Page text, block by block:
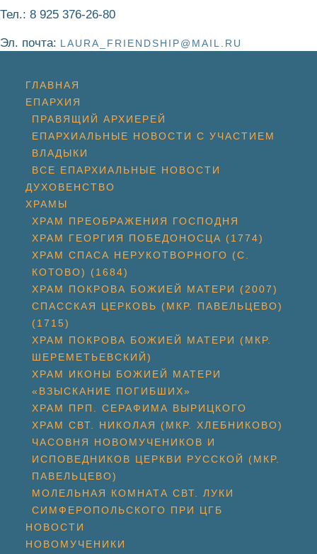
Тел.: 8 925 376-26-80
Эл. почта: LAURA_FRIENDSHIP@MAIL.RU
ГЛАВНАЯ
ЕПАРХИЯ
ПРАВЯЩИЙ АРХИЕРЕЙ
ЕПАРХИАЛЬНЫЕ НОВОСТИ С УЧАСТИЕМ
ВЛАДЫКИ
ВСЕ ЕПАРХИАЛЬНЫЕ НОВОСТИ
ДУХОВЕНСТВО
ХРАМЫ
ХРАМ ПРЕОБРАЖЕНИЯ ГОСПОДНЯ
ХРАМ ГЕОРГИЯ ПОБЕДОНОСЦА (1774)
ХРАМ СПАСА НЕРУКОТВОРНОГО (С.
КОТОВО) (1684)
ХРАМ ПОКРОВА БОЖИЕЙ МАТЕРИ (2007)
СПАССКАЯ ЦЕРКОВЬ (МКР. ПАВЕЛЬЦЕВО)
(1715)
ХРАМ ПОКРОВА БОЖИЕЙ МАТЕРИ (МКР.
ШЕРЕМЕТЬЕВСКИЙ)
ХРАМ ИКОНЫ БОЖИЕЙ МАТЕРИ
«ВЗЫСКАНИЕ ПОГИБШИХ»
ХРАМ ПРП. СЕРАФИМА ВЫРИЦКОГО
ХРАМ СВТ. НИКОЛАЯ (МКР. ХЛЕБНИКОВО)
ЧАСОВНЯ НОВОМУЧЕНИКОВ И
ИСПОВЕДНИКОВ ЦЕРКВИ РУССКОЙ (МКР.
ПАВЕЛЬЦЕВО)
МОЛЕЛЬНАЯ КОМНАТА СВТ. ЛУКИ
СИМФЕРОПОЛЬСКОГО ПРИ ЦГБ
НОВОСТИ
НОВОМУЧЕНИКИ